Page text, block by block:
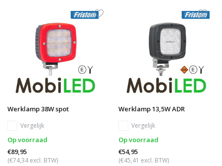
Werklamp 38W spot
Vergelijk
Op voorraad
€89,95
(€74,34 excl. BTW)
Werklamp 13,5W ADR
Vergelijk
Op voorraad
€54,95
(€45,41 excl. BTW)